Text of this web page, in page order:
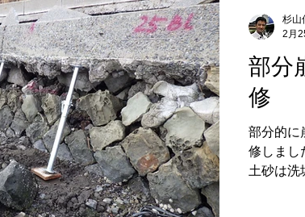
崖相談 擁壁保証 その他
部分
修
部分的に
修しまし
土砂は洗
杉山
2月